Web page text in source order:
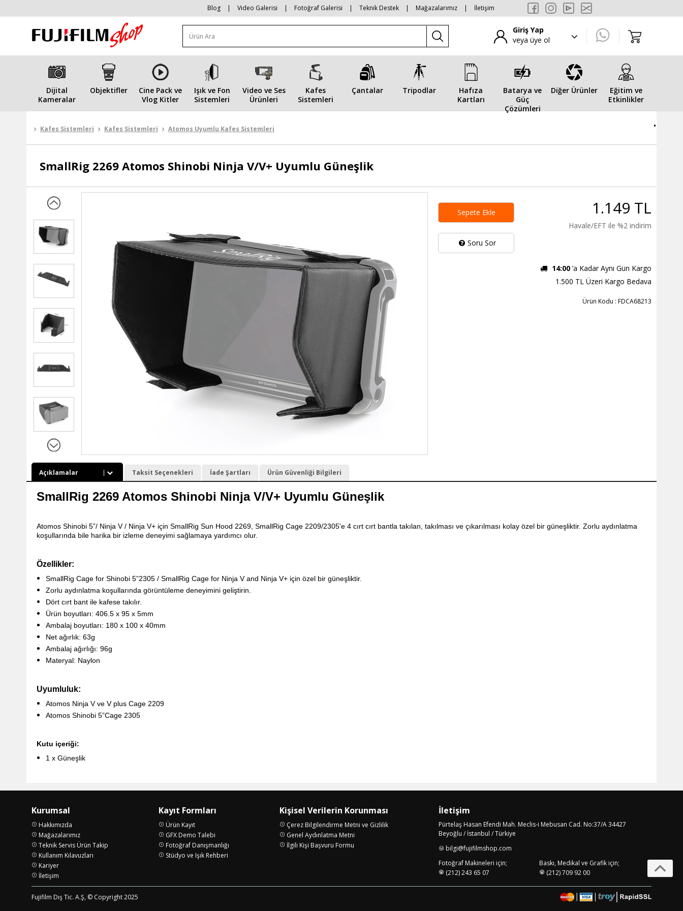
Blog | Video Galerisi | Fotoğraf Galerisi | Teknik Destek | Mağazalarımız | İletişim
Giriş Yap
veya üye ol
Dijital
Kameralar
Objektifler
Cine Pack ve
Vlog Kitler
Işık ve Fon
Sistemleri
Video ve Ses
Ürünleri
Kafes
Sistemleri
Çantalar Tripodlar
Hafıza
Kartları
Batarya ve
Güç
Çözümleri
Diğer Ürünler
Eğitim ve
Etkinlikler
.
Kafes Sistemleri Kafes Sistemleri Atomos Uyumlu Kafes Sistemleri
SmallRig 2269 Atomos Shinobi Ninja V/V+ Uyumlu Güneşlik
Sepete Ekle
Soru Sor
1.149 TL
Havale/EFT ile %2 indirim
14:00 ’a Kadar Aynı Gün Kargo
1.500 TL Üzeri Kargo Bedava
Ürün Kodu : FDCA68213
Açıklamalar Taksit Seçenekleri İade Şartları Ürün Güvenliği Bilgileri
SmallRig 2269 Atomos Shinobi Ninja V/V+ Uyumlu Güneşlik
Atomos Shinobi 5”/ Ninja V / Ninja V+ için SmallRig Sun Hood 2269, SmallRig Cage 2209/2305'e 4 cırt cırt bantla takılan, takılması ve çıkarılması kolay özel bir güneşliktir. Zorlu aydınlatma
koşullarında bile harika bir izleme deneyimi sağlamaya yardımcı olur.
Özellikler:
SmallRig Cage for Shinobi 5”2305 / SmallRig Cage for Ninja V and Ninja V+ için özel bir güneşliktir.
Zorlu aydınlatma koşullarında görüntüleme deneyimini geliştirin.
Dört cırt bant ile kafese takılır.
Ürün boyutları: 406.5 x 95 x 5mm
Ambalaj boyutları: 180 x 100 x 40mm
Net ağırlık: 63g
Ambalaj ağırlığı: 96g
Materyal: Naylon
Uyumluluk:
Atomos Ninja Vve V plus Cage 2209
Atomos Shinobi 5”Cage 2305
Kutu içeriği:
1 x Güneşlik
Kurumsal
Hakkımızda
Mağazalarımız
Teknik Servis Ürün Takip
Kullanım Kılavuzları
Kariyer
İletişim
Kayıt Formları
Ürün Kayıt
GFX Demo Talebi
Fotoğraf Danışmanlığı
Stüdyo ve Işık Rehberi
Kişisel Verilerin Korunması
Çerez Bilgilendirme Metni ve Gizlilik
Genel Aydınlatma Metni
İlgili Kişi Başvuru Formu
İletişim
Pürtelaş Hasan Efendi Mah. Meclis-i Mebusan Cad. No:37/A 34427
Beyoğlu / İstanbul / Türkiye
bilgi@fujifilmshop.com
Fotoğraf Makineleri için;
(212) 243 65 07
Baskı, Medikal ve Grafik için;
(212) 709 92 00
Fujifilm Dış Tic. A.Ş, © Copyright 2025